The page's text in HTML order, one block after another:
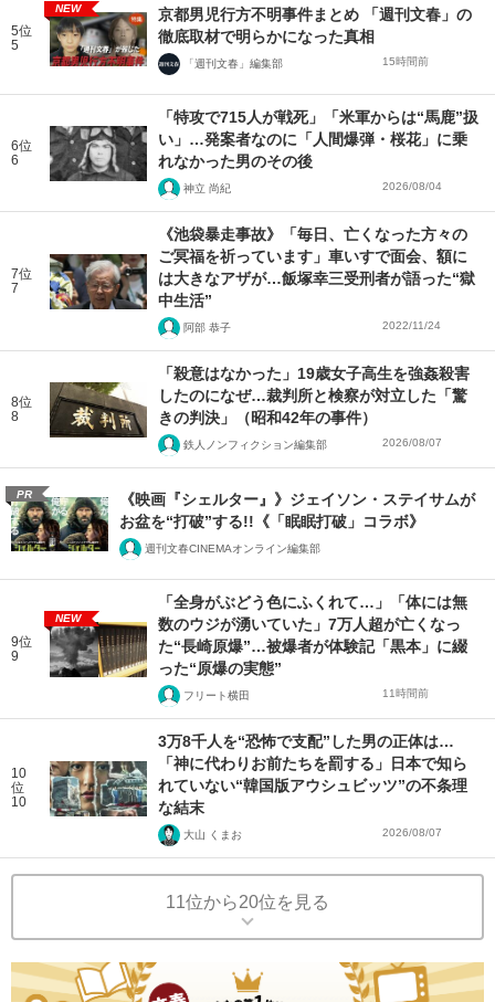
5位
5
NEW
京都男児行方不明事件まとめ 「週刊文春」の
徹底取材で明らかになった真相
「週刊文春」編集部 15時間前
6位
6
「特攻で715人が戦死」「米軍からは“馬鹿”扱
い」…発案者なのに「人間爆弾・桜花」に乗
れなかった男のその後
神立 尚紀 2026/08/04
7位
7
《池袋暴走事故》「毎日、亡くなった方々の
ご冥福を祈っています」車いすで面会、額に
は大きなアザが…飯塚幸三受刑者が語った“獄
中生活”
阿部 恭子 2022/11/24
8位
8
「殺意はなかった」19歳女子高生を強姦殺害
したのになぜ…裁判所と検察が対立した「驚
きの判決」（昭和42年の事件）
鉄人ノンフィクション編集部 2026/08/07
PR
《映画『シェルター』》ジェイソン・ステイサムが
お盆を“打破”する!!《「眠眠打破」コラボ》
週刊文春CINEMAオンライン編集部
9位
9
NEW
「全身がぶどう色にふくれて…」「体には無
数のウジが湧いていた」7万人超が亡くなっ
た“長崎原爆”…被爆者が体験記「黒本」に綴
った“原爆の実態”
フリート横田 11時間前
10
位
10
3万8千人を“恐怖で支配”した男の正体は…
「神に代わりお前たちを罰する」日本で知ら
れていない“韓国版アウシュビッツ”の不条理
な結末
大山 くまお 2026/08/07
11位から20位を見る